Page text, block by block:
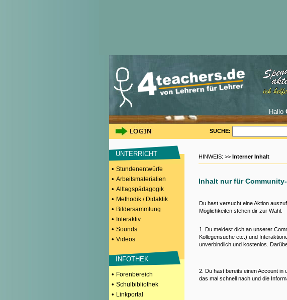
Hallo
SUCHE:
UNTERRICHT
• Stundenentwürfe
• Arbeitsmaterialien
• Alltagspädagogik
• Methodik / Didaktik
• Bildersammlung
• Interaktiv
• Sounds
• Videos
INFOTHEK
• Forenbereich
• Schulbibliothek
• Linkportal
HINWEIS: >> Interner Inhalt
Inhalt nur für
Du hast versucht eine Aktion
Möglichkeiten stehen dir zur Wahl:
1. Du meldest dich an unserer
Kollegensuche etc.) und
unverbindlich und kostenlos.
2. Du hast bereits einen Account in
das mal schnell nach und die